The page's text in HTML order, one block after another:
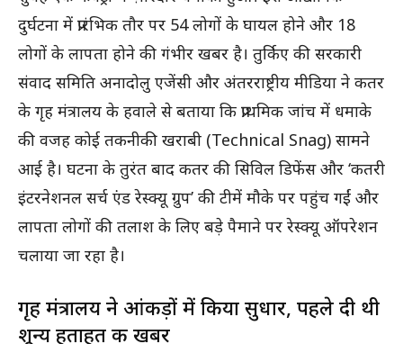
दुर्घटना में प्रारंभिक तौर पर 54 लोगों के घायल होने और 18
लोगों के लापता होने की गंभीर खबर है। तुर्किए की सरकारी
संवाद समिति अनादोलु एजेंसी और अंतरराष्ट्रीय मीडिया ने कतर
के गृह मंत्रालय के हवाले से बताया कि प्राथमिक जांच में धमाके
की वजह कोई तकनीकी खराबी (Technical Snag) सामने
आई है। घटना के तुरंत बाद कतर की सिविल डिफेंस और ‘कतरी
इंटरनेशनल सर्च एंड रेस्क्यू ग्रुप’ की टीमें मौके पर पहुंच गईं और
लापता लोगों की तलाश के लिए बड़े पैमाने पर रेस्क्यू ऑपरेशन
चलाया जा रहा है।
गृह मंत्रालय ने आंकड़ों में किया सुधार, पहले दी थी
शून्य हताहत की खबर